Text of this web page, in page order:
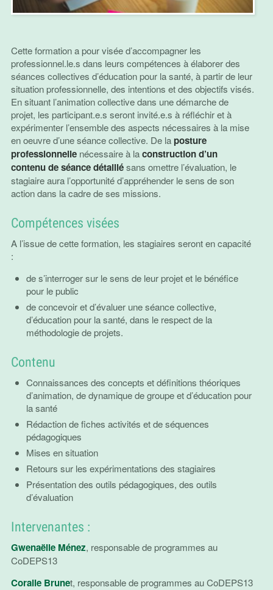
Cette formation a pour visée d’accompagner les
professionnel.le.s dans leurs compétences à élaborer des
séances collectives d’éducation pour la santé, à partir de leur
situation professionnelle, des intentions et des objectifs visés.
En situant l’animation collective dans une démarche de
projet, les participant.e.s seront invité.e.s à réfléchir et à
expérimenter l’ensemble des aspects nécessaires à la mise
en oeuvre d’une séance collective. De la posture
professionnellenécessaire à laconstruction d’un
contenu de séance détaillésans omettre l’évaluation, le
stagiaire aura l’opportunité d’appréhender le sens de son
action dans la cadre de ses missions.
Compétences visées
A l’issue de cette formation, les stagiaires seront en capacité
:
de s’interroger sur le sens de leur projet et le bénéfice
pour le public
de concevoir et d’évaluer une séance collective,
d’éducation pour la santé, dans le respect de la
méthodologie de projets.
Contenu
Connaissances des concepts et définitions théoriques
d’animation, de dynamique de groupe et d’éducation pour
la santé
Rédaction de fiches activités et de séquences
pédagogiques
Mises en situation
Retours sur les expérimentations des stagiaires
Présentation des outils pédagogiques, des outils
d’évaluation
Intervenantes :
Gwenaëlle Ménez, responsable de programmes au
CoDEPS13
Coralie Brunet, responsable de programmes au CoDEPS13